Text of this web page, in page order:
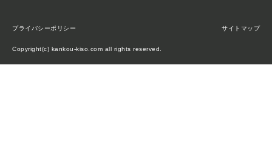
プライバシーポリシー サイトマップ
Copyright(c) kankou-kiso.com all rights reserved.